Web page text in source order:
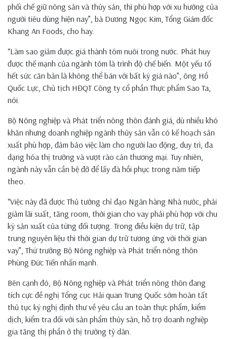
phối chế giữ nông sản và thủy sản, thì phù hợp với xu hướng của
người tiêu dùng hiện nay”, bà Dương Ngọc Kim, Tổng Giám đốc
Khang An Foods, cho hay.
“Làm sao giảm được giá thành tôm nuôi trong nước. Phát huy
được thế mạnh của ngành tôm là trình độ chế biến. Một yếu tố
hết sức căn bản là không thể bán với bất kỳ giá nào”, ông Hồ
Quốc Lực, Chủ tịch HĐQT Công ty cổ phần Thực phẩm Sao Ta,
nói.
Bộ Nông nghiệp và Phát triển nông thôn đánh giá, dù nhiều khó
khăn nhưng doanh nghiệp ngành thủy sản vẫn có kế hoạch sản
xuất phù hợp, đảm bảo việc làm cho người lao động, duy trì, đa
dạng hóa thị trường và vượt rào cản thương mại. Tuy nhiên,
ngành này vẫn cần bệ đỡ để lấy đà hồi phục trong năm tiếp
theo.
“Việc này đã được Thủ tướng chỉ đạo Ngân hàng Nhà nước, phải
giảm lãi suất, tăng room, thời gian cho vay phải phù hợp với chu
kỳ sản xuất của từng đối tượng. Trong điều kiện dự trữ, tập
trung nguyên liệu thì thời gian dự trữ tương ứng với thời gian
vay”, Thứ trưởng Bộ Nông nghiệp và Phát triển nông thôn
Phùng Đức Tiến nhấn mạnh.
Bên cạnh đó, Bộ Nông nghiệp và Phát triển nông thôn đang
tích cực đề nghị Tổng cục Hải quan Trung Quốc sớm hoàn tất
thủ tục ký nghị định thư về yêu cầu an toàn thực phẩm, kiểm
dịch, kiểm tra đối với sản phẩm thủy sản, hỗ trợ doanh nghiệp
gia tăng thị phần ở thị trường tỷ dân.